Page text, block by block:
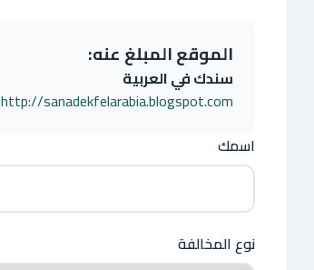
الموقع المبلغ عنه:
سندك في العربية
http://sanadekfelarabia.blogspot.com/
اسمك
نوع المخالفة